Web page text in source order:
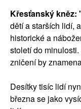
Křesťanský kněz:
dětí a starších lidí,
historické a
století do
zničení by
Desítky tisíc lidí
března se jako